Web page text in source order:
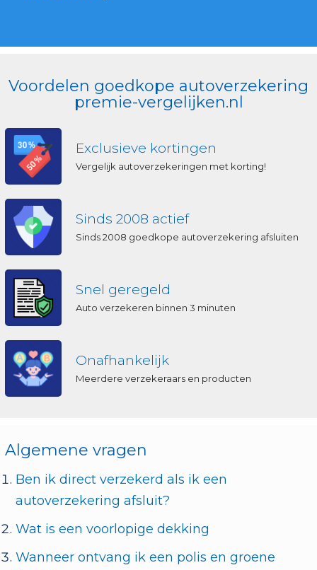
Voordelen goedkope autoverzekering
premie-vergelijken.nl
Exclusieve kortingen
Vergelijk autoverzekeringen met korting!
Sinds 2008 actief
Sinds 2008 goedkope autoverzekering afsluiten
Snel geregeld
Auto verzekeren binnen 3 minuten
Onafhankelijk
Meerdere verzekeraars en producten
Algemene vragen
Ben ik direct verzekerd als ik een
autoverzekering afsluit?
Wat is een voorlopige dekking
Wanneer ontvang ik een polis en groene